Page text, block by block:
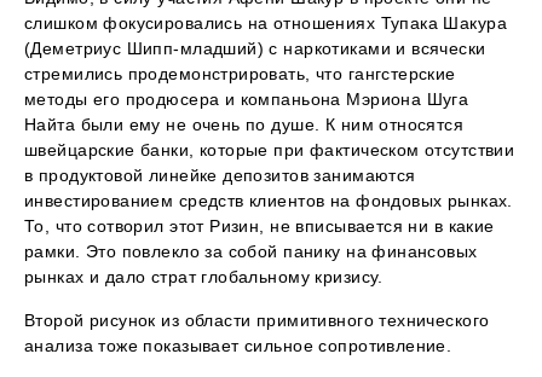
слишком фокусировались на отношениях Тупака Шакура
(Деметриус Шипп-младший) с наркотиками и всячески
стремились продемонстрировать, что гангстерские
методы его продюсера и компаньона Мэриона Шуга
Найта были ему не очень по душе. К ним относятся
швейцарские банки, которые при фактическом отсутствии
в продуктовой линейке депозитов занимаются
инвестированием средств клиентов на фондовых рынках.
То, что сотворил этот Ризин, не вписывается ни в какие
рамки. Это повлекло за собой панику на финансовых
рынках и дало страт глобальному кризису.
Второй рисунок из области примитивного технического
анализа тоже показывает сильное сопротивление.